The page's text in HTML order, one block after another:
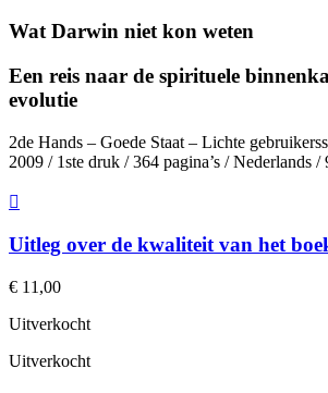
Wat Darwin niet kon weten
Een reis naar de spirituele
evolutie
2de Hands – Goede Staat – Lichte
2009 / 1ste druk / 364 pagina’s / Nederlands
Uitleg over de kwaliteit van het
€ 11,00
Uitverkocht
Uitverkocht